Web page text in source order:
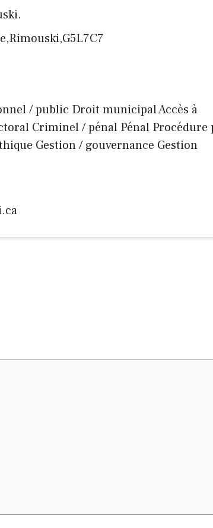
/ public Droit municipal Accès à
Criminel / pénal Pénal Procédure
Gestion / gouvernance Gestion